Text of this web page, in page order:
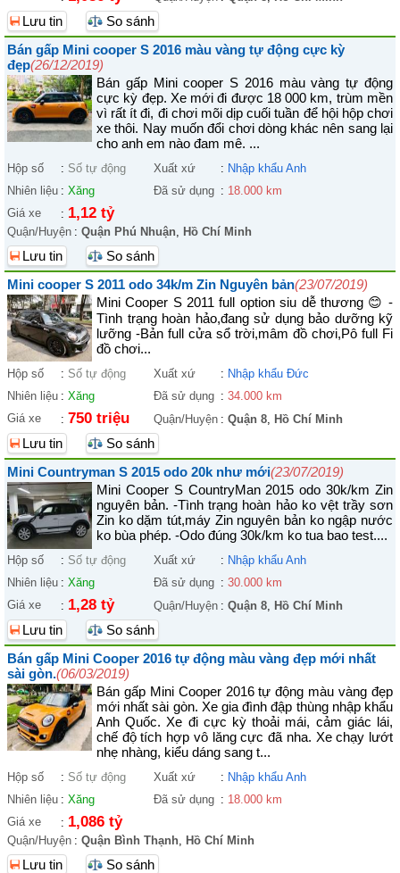
Lưu tin
So sánh
Bán gấp Mini cooper S 2016 màu vàng tự động cực kỳ
đẹp(26/12/2019)
Bán gấp Mini cooper S 2016 màu vàng tự động
cực kỳ đẹp. Xe mới đi được 18 000 km, trùm mền
vì rất ít đi, đi chơi mõi dịp cuối tuần để hội hộp chơi
xe thôi. Nay muốn đổi chơi dòng khác nên sang lại
cho anh em nào đam mê. ...
Hộp số : Số tự động Xuất xứ : Nhập khẩu Anh
Nhiên liệu : Xăng Đã sử dụng : 18.000 km
Giá xe
: 1,12 tỷ
Quận/Huyện : Quận Phú Nhuận, Hồ Chí Minh
Lưu tin
So sánh
Mini cooper S 2011 odo 34k/m Zin Nguyên bản(23/07/2019)
Mini Cooper S 2011 full option siu dễ thương 😊 -
Tình trạng hoàn hảo,đang sử dụng bảo dưỡng kỹ
lưỡng -Bản full cửa sổ trời,mâm đồ chơi,Pô full Fi
đồ chơi...
Hộp số : Số tự động Xuất xứ : Nhập khẩu Đức
Nhiên liệu : Xăng Đã sử dụng : 34.000 km
Giá xe
: 750 triệu Quận/Huyện : Quận 8, Hồ Chí Minh
Lưu tin
So sánh
Mini Countryman S 2015 odo 20k như mới(23/07/2019)
Mini Cooper S CountryMan 2015 odo 30k/km Zin
nguyên bản. -Tình trạng hoàn hảo ko vệt trầy sơn
Zin ko dặm tút,máy Zin nguyên bản ko ngập nước
ko bùa phép. -Odo đúng 30k/km ko tua bao test....
Hộp số : Số tự động Xuất xứ : Nhập khẩu Anh
Nhiên liệu : Xăng Đã sử dụng : 30.000 km
Giá xe
: 1,28 tỷ Quận/Huyện : Quận 8, Hồ Chí Minh
Lưu tin
So sánh
Bán gấp Mini Cooper 2016 tự động màu vàng đẹp mới nhất
sài gòn.(06/03/2019)
Bán gấp Mini Cooper 2016 tự động màu vàng đẹp
mới nhất sài gòn. Xe gia đình đập thùng nhập khẩu
Anh Quốc. Xe đi cực kỳ thoải mái, cảm giác lái,
chế độ tích hợp vô lăng cực đã nha. Xe chạy lướt
nhẹ nhàng, kiểu dáng sang t...
Hộp số : Số tự động Xuất xứ : Nhập khẩu Anh
Nhiên liệu : Xăng Đã sử dụng : 18.000 km
Giá xe
: 1,086 tỷ
Quận/Huyện : Quận Bình Thạnh, Hồ Chí Minh
Lưu tin
So sánh